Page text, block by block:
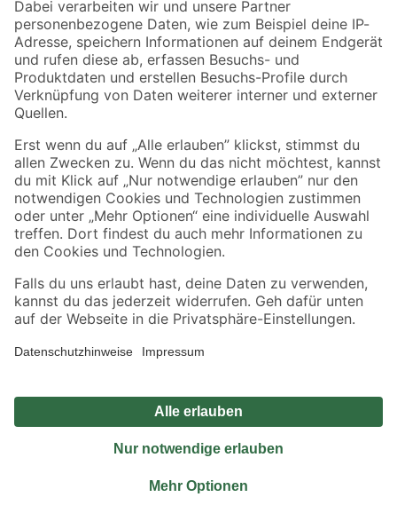
Zahlungsarten Versandarten
Sicher einkaufen
Jetzt die toom-App herunterladen
Alle Preisangaben in EUR inkl. gesetzl. MwSt.. Die dargestellten Angebote sind unter
Umständen nicht in allen Märkten verfügbar. Die angegebenen Verfügbarkeiten beziehen
Produkte nur solange der Vorrat reicht.
*Paketversand ab 59 € versandkostenfrei, gilt nicht für Artikel mit Speditionsversand, hier
Privatsphäre Impressum
Nutzungsbedingungen
Widerrufsrecht
Vertrag widerrufen
© 2026 toom Baumarkt GmbH